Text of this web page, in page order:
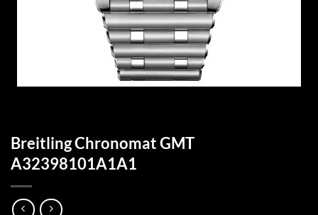
Breitling Chronomat GMT
A32398101A1A1